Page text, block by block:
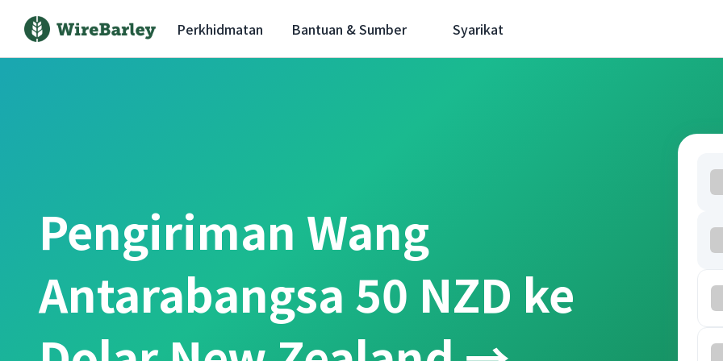
Perkhidmatan Bantuan & Sumber Syarikat
Pengiriman Wang
Antarabangsa 50 NZD ke